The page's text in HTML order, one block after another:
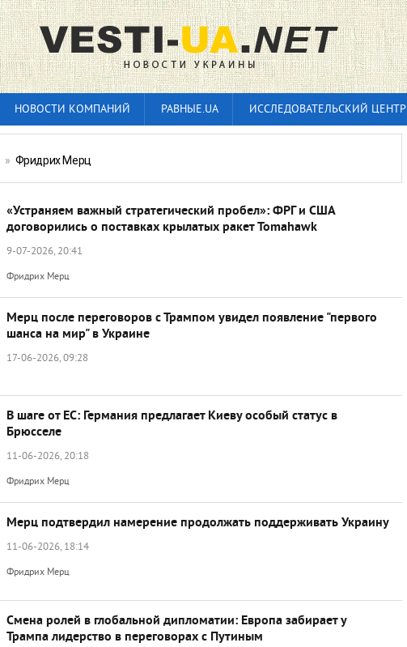
НОВОСТИ КОМПАНИЙ РАВНЫЕ.UA ИССЛЕДОВАТЕЛЬСКИЙ ЦЕНТР
» Фридрих Мерц
«Устраняем важный стратегический пробел»: ФРГ и США
договорились о поставках крылатых ракет Tomahawk
9-07-2026, 20:41
Фридрих Мерц
Мерц после переговоров с Трампом увидел появление "первого
шанса на мир" в Украине
17-06-2026, 09:28
В шаге от ЕС: Германия предлагает Киеву особый статус в
Брюсселе
11-06-2026, 20:18
Фридрих Мерц
Мерц подтвердил намерение продолжать поддерживать Украину
11-06-2026, 18:14
Фридрих Мерц
Смена ролей в глобальной дипломатии: Европа забирает у
Трампа лидерство в переговорах с Путиным